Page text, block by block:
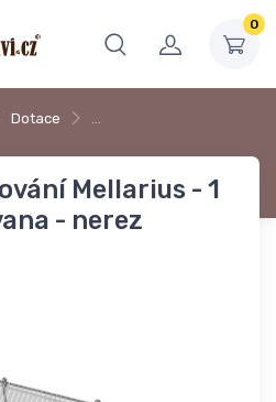
0
Dotace …
Mellarius - 1
- nerez